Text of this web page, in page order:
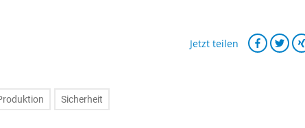
Jetzt teilen
Sicherheit